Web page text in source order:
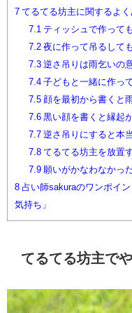
7 てるてる坊主に関するよ
7.1 ティッシュで作って
7.2夜に作って吊るして
7.3逆さ吊りは雨乞いの
7.4子どもと一緒に作っ
7.5顔を最初から書くと
7.6黒い顔を書くと縁起
7.7逆さ吊りにすると本
7.8てるてる坊主を放置
7.9願いがかなわなかっ
8 占い師sakuraのワンポイ
気持ち」
てるてる坊主で